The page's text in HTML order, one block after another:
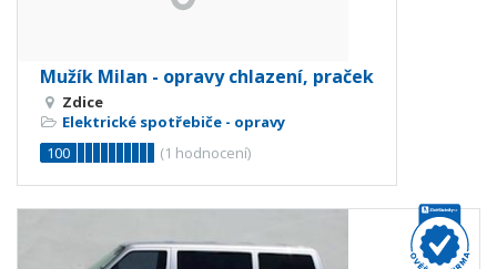
Mužík Milan - opravy chlazení, praček
Zdice
Elektrické spotřebiče - opravy
100
(1 hodnocení)